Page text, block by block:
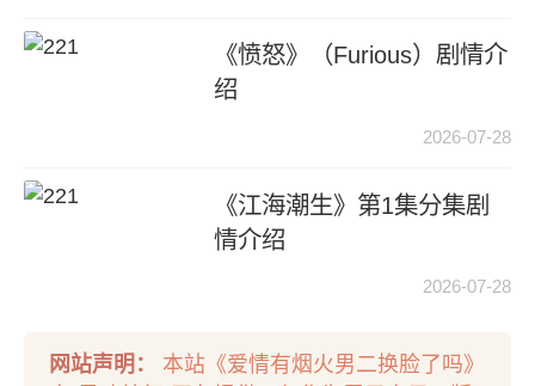
《愤怒》（Furious）剧情介
绍
2026-07-28
《江海潮生》第1集分集剧
情介绍
2026-07-28
网站声明：
本站《爱情有烟火男二换脸了吗》